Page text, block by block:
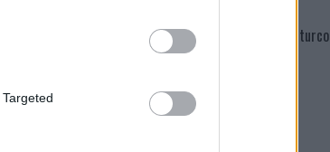
con lo
base
Martina Agostina Diturco
I nostri cari